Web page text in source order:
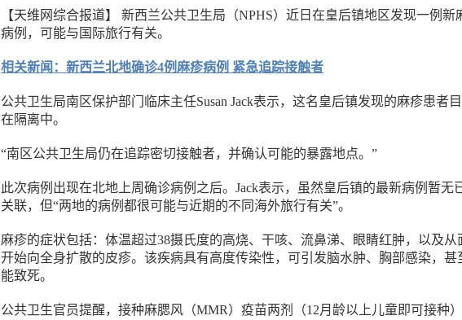
【天维网综合报道】 新西兰公共卫生局（NPHS）近日在皇后镇地区发现一例新
病例，可能与国际旅行有关。
相关新闻：新西兰北地确诊4例麻疹病例 紧急追踪接触者
公共卫生局南区保护部门临床主任Susan Jack表示，这名皇后镇发现的麻疹患者
在隔离中。
“南区公共卫生局仍在追踪密切接触者，并确认可能的暴露地点。”
此次病例出现在北地上周确诊病例之后。Jack表示，虽然皇后镇的最新病例暂无
关联，但“两地的病例都很可能与近期的不同海外旅行有关”。
麻疹的症状包括：体温超过38摄氏度的高烧、干咳、流鼻涕、眼睛红肿，以及从
开始向全身扩散的皮疹。该疾病具有高度传染性，可引发脑水肿、胸部感染，甚
能致死。
公共卫生官员提醒，接种麻腮风（MMR）疫苗两剂（12月龄以上儿童即可接种